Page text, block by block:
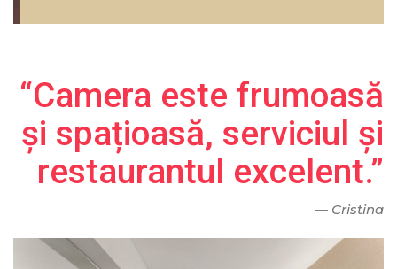
“Camera este frumoasă
și spațioasă, serviciul și
restaurantul excelent.”
— Cristina